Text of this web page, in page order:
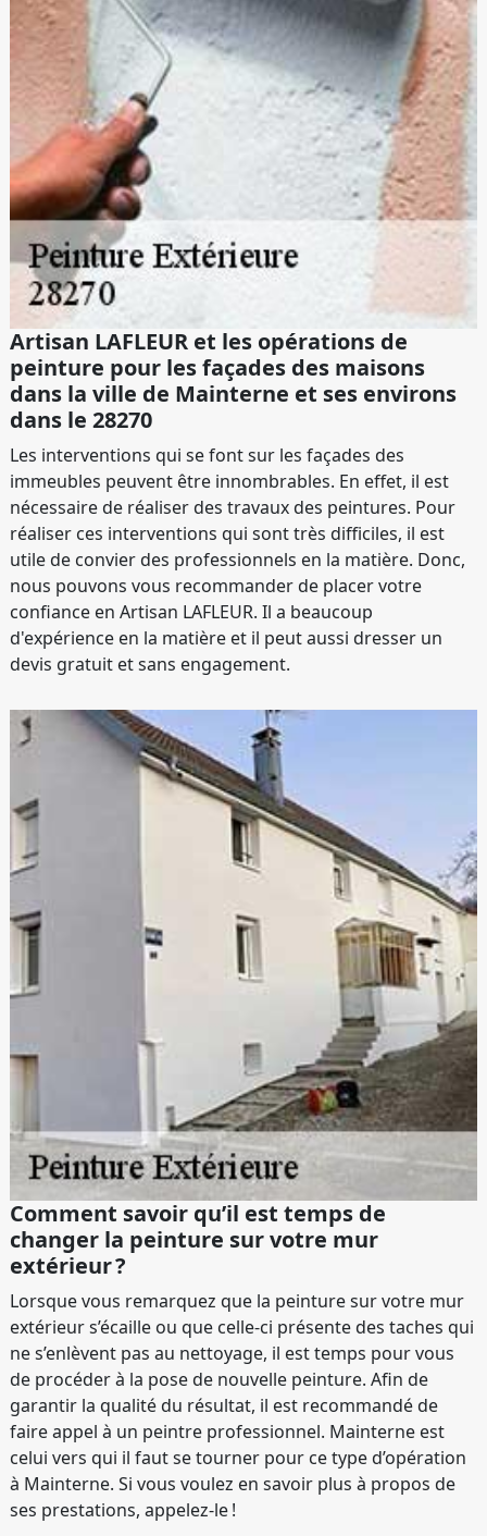
Artisan LAFLEUR et les opérations de
peinture pour les façades des maisons
dans la ville de Mainterne et ses environs
dans le 28270
Les interventions qui se font sur les façades des
immeubles peuvent être innombrables. En effet, il est
nécessaire de réaliser des travaux des peintures. Pour
réaliser ces interventions qui sont très difficiles, il est
utile de convier des professionnels en la matière. Donc,
nous pouvons vous recommander de placer votre
confiance en Artisan LAFLEUR. Il a beaucoup
d'expérience en la matière et il peut aussi dresser un
devis gratuit et sans engagement.
Comment savoir qu’il est temps de
changer la peinture sur votre mur
extérieur ?
Lorsque vous remarquez que la peinture sur votre mur
extérieur s’écaille ou que celle-ci présente des taches qui
ne s’enlèvent pas au nettoyage, il est temps pour vous
de procéder à la pose de nouvelle peinture. Afin de
garantir la qualité du résultat, il est recommandé de
faire appel à un peintre professionnel. Mainterne est
celui vers qui il faut se tourner pour ce type d’opération
à Mainterne. Si vous voulez en savoir plus à propos de
ses prestations, appelez-le !